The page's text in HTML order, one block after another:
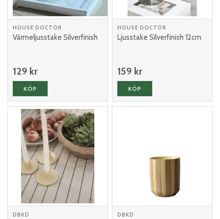
HOUSE DOCTOR
Värmeljusstake Silverfinish
129 kr
KÖP
HOUSE DOCTOR
Ljusstake Silverfinish 12cm
159 kr
KÖP
DBKD DBKD